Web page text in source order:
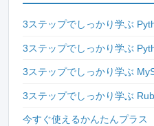
3ステップでしっかり学ぶ
3ステップでしっかり学ぶ
3ステップでしっかり学ぶ
3ステップでしっかり学ぶ
今すぐ使えるかんたんプラ